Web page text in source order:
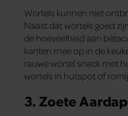
Wortels kunnen niet
Naast dat wortels goed
de hoeveelheid aan
kanten mee op in de
rauwe wortel snack met
wortels in hutspot of
3. Zoete